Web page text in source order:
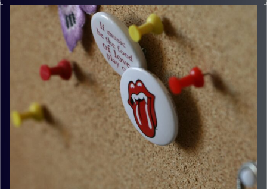
קרדיט תמונות: włodi